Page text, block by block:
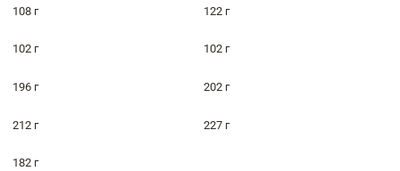
108 г 122 г
102 г 102 г
196 г 202 г
212 г 227 г
182 г